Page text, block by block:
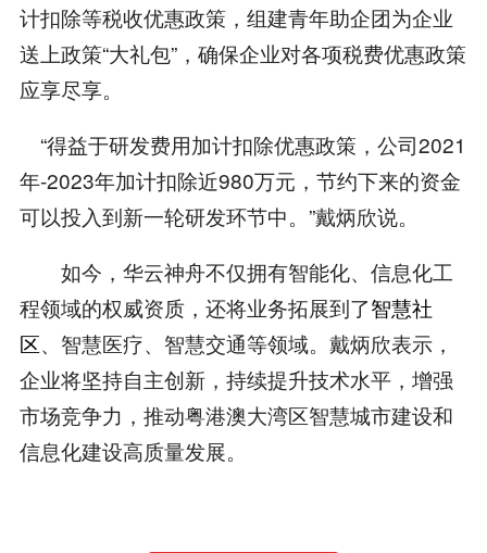
计扣除等税收优惠政策，组建青年助企团为企业
送上政策“大礼包”，确保企业对各项税费优惠政策
应享尽享。
“得益于研发费用加计扣除优惠政策，公司2021
年-2023年加计扣除近980万元，节约下来的资金
可以投入到新一轮研发环节中。”戴炳欣说。
如今，华云神舟不仅拥有智能化、信息化工
程领域的权威资质，还将业务拓展到了智慧社
区、智慧医疗、智慧交通等领域。戴炳欣表示，
企业将坚持自主创新，持续提升技术水平，增强
市场竞争力，推动粤港澳大湾区智慧城市建设和
信息化建设高质量发展。